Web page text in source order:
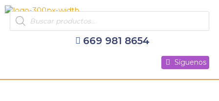
al
contenido
Products
search
669 981 8654
Síguenos